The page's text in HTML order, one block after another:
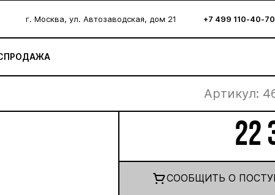
г. Москва, ул. Автозаводская, дом 21 +7 499 110-40-70
Артикул:
22
CООБЩИТЬ О